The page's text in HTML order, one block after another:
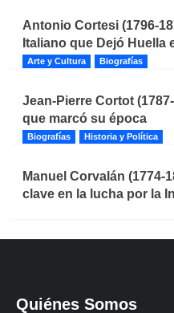
Antonio Cortesi (1796-
Italiano que Dejó Huella
Arte y Cultura Biografías
Jean-Pierre Cortot
que marcó su época
Biografías Historia y Política
Manuel Corvalán (1774-
clave en la lucha por la
Quiénes Somos